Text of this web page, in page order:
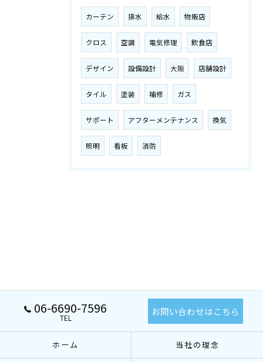
カーテン 排水 給水 物販店
クロス 空調 電気修理 飲食店
デザイン 設備設計 大阪 店舗設計
タイル 塗装 補修 ガス
サポート アフターメンテナンス 換気
照明 看板 消防
06-6690-7596
TEL
お問い合わせはこちら
ホーム 当社の理念